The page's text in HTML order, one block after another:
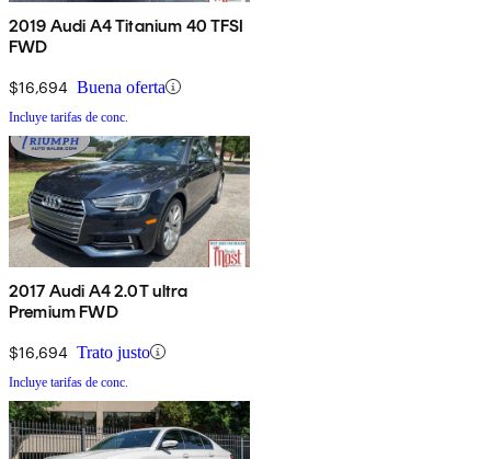
2019 Audi A4 Titanium 40 TFSI
FWD
$16,694 Buena oferta
Incluye tarifas de conc.
2017 Audi A4 2.0T ultra
Premium FWD
$16,694 Trato justo
Incluye tarifas de conc.